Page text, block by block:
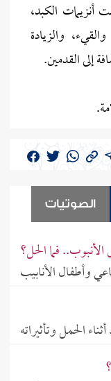
أنزيمات الكبد،
والزيادة
إلى القدمين.
الصوتيات
فما الحل؟
وأطفال الأنابيب
الحمل وتأثيراته